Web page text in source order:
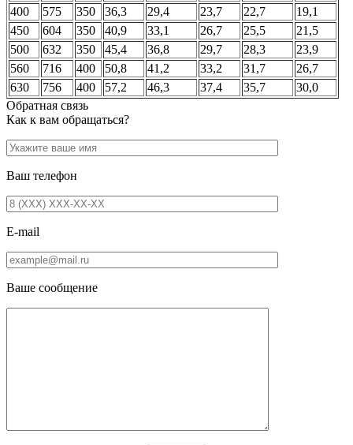
400
575 350 36,3 29,4 23,7 22,7
19,1
450
604 350 40,9 33,1 26,7 25,5
21,5
500
632 350 45,4 36,8 29,7 28,3
23,9
560
716 400 50,8 41,2 33,2 31,7
26,7
630
756 400 57,2 46,3 37,4 35,7
30,0
Обратная связь
Как к вам обращаться?
Ваш телефон
E-mail
Ваше сообщение